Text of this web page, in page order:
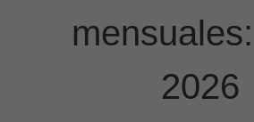
mensuales:
2026